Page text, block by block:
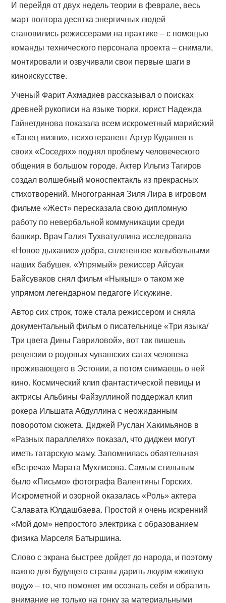
И перейдя от двух недель теории в феврале, весь
март полтора десятка энергичных людей
становились режиссерами на практике – с помощью
команды технического персонала проекта – снимали,
монтировали и озвучивали свои первые шаги в
киноискусстве.
Ученый Фарит Ахмадиев рассказывал о поисках
древней рукописи на языке тюрки, юрист Надежда
Гайнетдинова показала всем искрометный марийский
«Танец жизни», психотерапевт Артур Кудашев в
своих «Соседях» поднял проблему человеческого
общения в большом городе. Актер Ильгиз Тагиров
создал волшебный моноспектакль из прекрасных
стихотворений. Многогранная Зиля Лира в игровом
фильме «Жест» пересказала свою дипломную
работу по невербальной коммуникации среди
башкир. Врач Галия Тухватуллина исследовала
«Новое дыхание» добра, сплетенное колыбельными
наших бабушек. «Упрямый» режиссер Айсуак
Байсуваков снял фильм «Ныкыш» о таком же
упрямом легендарном педагоге Искужине.
Автор сих строк, тоже стала режиссером и сняла
документальный фильм о писательнице «Три языка/
Три цвета Дины Гавриловой», вот так пишешь
рецензии о родовых чувашских сагах человека
проживающего в Эстонии, а потом снимаешь о ней
кино. Космический клип фантастической певицы и
актрисы Альбины Файзуллиной поддержал клип
рокера Ильшата Абдуллина с неожиданным
поворотом сюжета. Диджей Руслан Хакимьянов в
«Разных параллелях» показал, что диджеи могут
иметь татарскую маму. Запомнилась обаятельная
«Встреча» Марата Мухлисова. Самым стильным
было «Письмо» фотографа Валентины Горских.
Искрометной и озорной оказалась «Роль» актера
Салавата Юлдашбаева. Простой и очень искренний
«Мой дом» непростого электрика с образованием
физика Марселя Батыршина.
Слово с экрана быстрее дойдет до народа, и поэтому
важно для будущего страны дарить людям «живую
воду» – то, что поможет им осознать себя и обратить
внимание не только на гонку за материальными